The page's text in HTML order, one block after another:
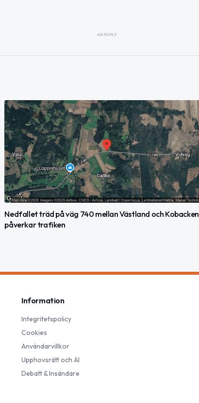
ANNONS
Nedfallet träd på väg 740 mellan Västland och Kobacken
påverkar trafiken
Information
Integritetspolicy
Cookies
Användarvillkor
Upphovsrätt och AI
Debatt & Insändare